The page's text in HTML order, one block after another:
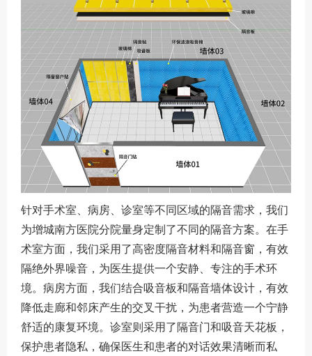
针对手术室、病房、诊室等不同区域的隔音需求，我们
为增城南方医院分院量身定制了不同的隔音方案。在手
术室方面，我们采用了高密度隔音材料和隔音窗，有效
隔绝外界噪音，为医生提供一个安静、专注的手术环
境。病房方面，我们结合吸音板和隔音墙体设计，有效
降低走廊和邻床产生的交叉干扰，为患者营造一个宁静
舒适的康复环境。诊室则采用了隔音门和吸音天花板，
保护患者隐私，确保医生和患者的对话效果清晰而私